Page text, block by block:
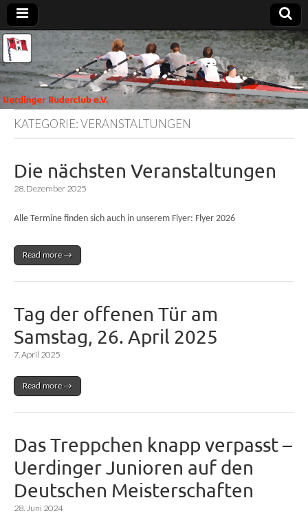
Uerdinger
Ruderclub
e.V.
Rudern in
Krefeld-
Uerdingen
KATEGORIE:VERANSTALTUNGEN
Die nächsten Veranstaltungen
28. Dezember 2025
Alle Termine finden sich auch in unserem Flyer: Flyer 2026
Read more →
Tag der offenen Tür am
Samstag, 26. April 2025
7. April 2025
Read more →
Das Treppchen knapp verpasst –
Uerdinger Junioren auf den
Deutschen Meisterschaften
28. Juni 2024